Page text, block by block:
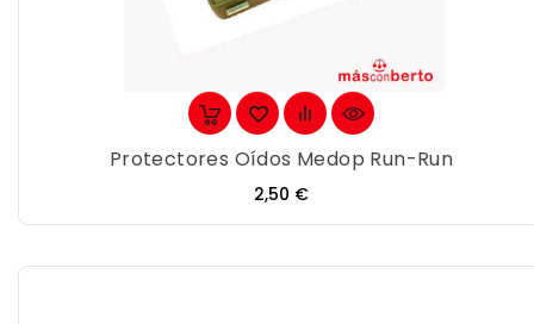
Protectores Oídos Medop Run-Run
Precio
2,50 €